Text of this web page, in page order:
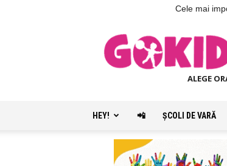
Cele mai
ALEGE
HEY! 📲 ŞCOLI DE VARĂ